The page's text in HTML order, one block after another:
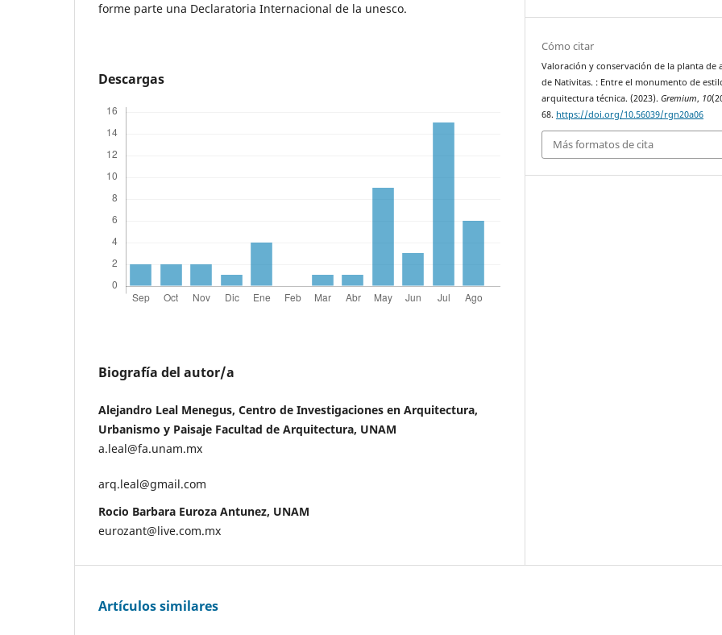
forme parte una Declaratoria Internacional de la unesco.
Descargas
Biografía del autor/a
Alejandro Leal Menegus, Centro de Investigaciones en Arquitectura,
Urbanismo y Paisaje Facultad de Arquitectura, UNAM
a.leal@fa.unam.mx
arq.leal@gmail.com
Rocio Barbara Euroza Antunez, UNAM
eurozant@live.com.mx
Cómo citar
Valoración y conservación de la planta de
de Nativitas. : Entre el monumento de
arquitectura técnica. (2023).Gremium, 10
68. https://doi.org/10.56039/rgn20a06
Más formatos de cita
Artículos similares